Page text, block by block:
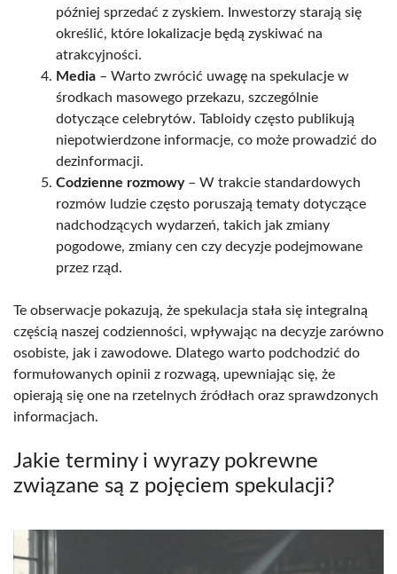
później sprzedać z zyskiem. Inwestorzy starają się
określić, które lokalizacje będą zyskiwać na
atrakcyjności.
Media – Warto zwrócić uwagę na spekulacje w
środkach masowego przekazu, szczególnie
dotyczące celebrytów. Tabloidy często publikują
niepotwierdzone informacje, co może prowadzić do
dezinformacji.
Codzienne rozmowy– W trakcie standardowych
rozmów ludzie często poruszają tematy dotyczące
nadchodzących wydarzeń, takich jak zmiany
pogodowe, zmiany cen czy decyzje podejmowane
przez rząd.
Te obserwacje pokazują, że spekulacja stała się integralną
częścią naszej codzienności, wpływając na decyzje zarówno
osobiste, jak i zawodowe. Dlatego warto podchodzić do
formułowanych opinii z rozwagą, upewniając się, że
opierają się one na rzetelnych źródłach oraz sprawdzonych
informacjach.
Jakie terminy i wyrazy pokrewne
związane są z pojęciem spekulacji?